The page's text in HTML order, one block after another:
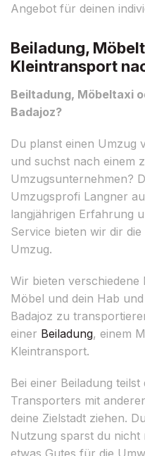
Angebot für deinen
Beiladung,
Kleintransport
Beiltadung, Möbeltaxi
Badajoz?
Du planst einen Umzug
und suchst nach einem
Umzugsunternehmen?
Umzugsprofi Langner
langjährigen Erfahrung
Service bieten wir dir
Umzug.
Wir bieten verschiedene
Möbel und dein Hab
Badajoz zu
einer Beiladung, einem
Kleintransport.
Bei einer Beiladung
Transporters mit
deine Zielstadt ziehen.
Nutzung sparst du
etwas Gutes für die